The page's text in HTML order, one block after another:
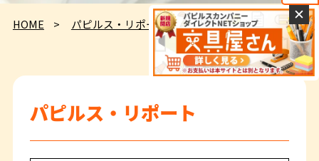
HOME パピルス・リポート 定点観測
パピルス・リポート
✕